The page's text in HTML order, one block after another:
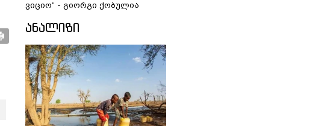
ვიციო“ - გიორგი ქობულია
ᲐᲜᲐᲚᲘᲖᲘ